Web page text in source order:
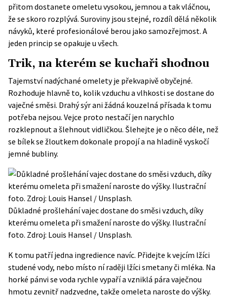
přitom dostanete omeletu vysokou, jemnou a tak vláčnou,
že se skoro rozplývá. Suroviny jsou stejné, rozdíl dělá několik
návyků, které profesionálové berou jako samozřejmost. A
jeden princip se opakuje u všech.
Trik, na kterém se kuchaři shodnou
Tajemství nadýchané omelety je překvapivě obyčejné.
Rozhoduje hlavně to, kolik vzduchu a vlhkosti se dostane do
vaječné směsi. Drahý sýr ani žádná kouzelná přísada k tomu
potřeba nejsou. Vejce proto nestačí jen narychlo
rozklepnout a šlehnout vidličkou. Šlehejte je o něco déle, než
se bílek se žloutkem dokonale propojí a na hladině vyskočí
jemné bubliny.
Důkladné prošlehání vajec dostane do směsi vzduch, díky
kterému omeleta při smažení naroste do výšky. Ilustrační
foto. Zdroj: Louis Hansel / Unsplash.
K tomu patří jedna ingredience navíc. Přidejte k vejcím lžíci
studené vody, nebo místo ní raději lžíci smetany či mléka. Na
horké pánvi se voda rychle vypaří a vzniklá pára vaječnou
hmotu zevnitř nadzvedne, takže omeleta naroste do výšky.